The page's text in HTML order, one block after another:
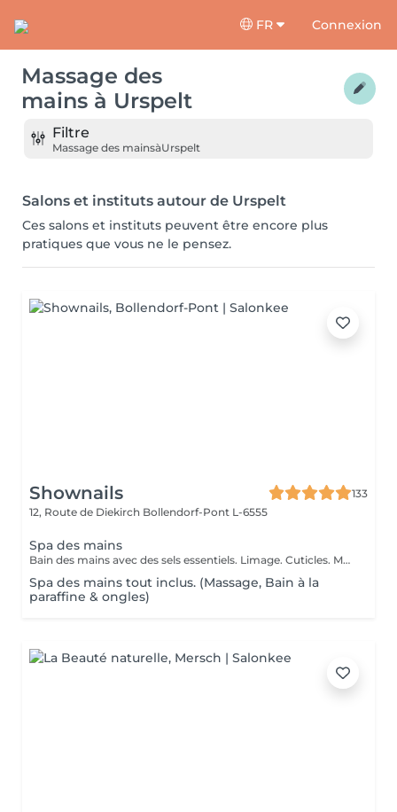
FR Connexion
Massage des
mains à Urspelt
Filtre
Massage des mainsàUrspelt
Salons et instituts autour de Urspelt
Ces salons et instituts peuvent être encore plus
pratiques que vous ne le pensez.
Shownails
133
12, Route de Diekirch Bollendorf-Pont L-6555
Spa des mains
Bain des mains avec des sels essentiels. Limage. Cuticles. Massage des mains
Spa des mains tout inclus. (Massage, Bain à la
paraffine & ongles)